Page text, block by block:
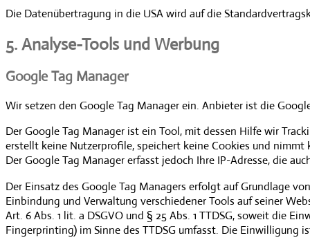
Die Datenübertragung in die USA wird auf die
5. Analyse-Tools und Werbung
Google Tag Manager
Wir setzen den Google Tag Manager ein. Anbieter ist die
Der Google Tag Manager ist ein Tool, mit dessen Hilfe wir
erstellt keine Nutzerprofile, speichert keine Cookies und
Der Google Tag Manager erfasst jedoch Ihre IP-Adresse, die
Der Einsatz des Google Tag Managers erfolgt auf Grundlage
Einbindung und Verwaltung verschiedener Tools auf seiner
Art. 6 Abs. 1 lit. a DSGVO und § 25 Abs. 1 TTDSG, soweit die
Fingerprinting) im Sinne des TTDSG umfasst. Die Einwilligung